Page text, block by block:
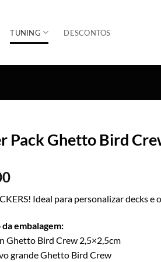
TUNING DESCONTOS
Pack Ghetto Bird
Ideal para personalizar decks
embalagem:
Ghetto Bird Crew 2,5×2,5cm
grande Ghetto Bird Crew